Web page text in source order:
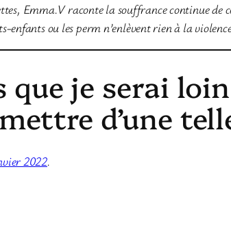
Emma.V raconte la souffrance continue de
ou les perm n’enlèvent rien à la
que je serai
d’une
2022.